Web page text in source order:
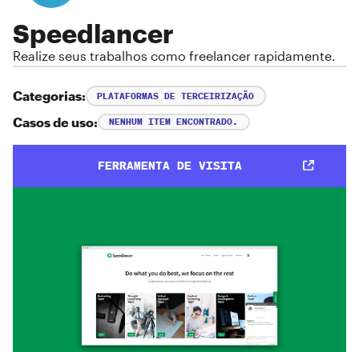
Speedlancer
Realize seus trabalhos como freelancer rapidamente.
Categorias: PLATAFORMAS DE TERCEIRIZAÇÃO
Casos de uso: NENHUM ITEM ENCONTRADO.
FERRAMENTA DE VISITA